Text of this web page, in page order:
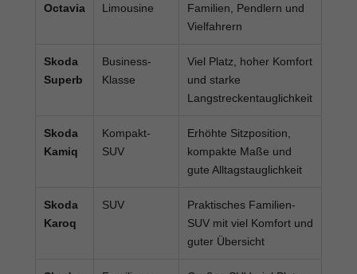
Octavia
Limousine
Familien, Pendlern und
Vielfahrern
Skoda
Superb
Business-
Klasse
Viel Platz, hoher Komfort
und starke
Langstreckentauglichkeit
Skoda
Kamiq
Kompakt-
SUV
Erhöhte Sitzposition,
kompakte Maße und
gute Alltagstauglichkeit
Skoda
Karoq
SUV
Praktisches Familien-
SUV mit viel Komfort und
guter Übersicht